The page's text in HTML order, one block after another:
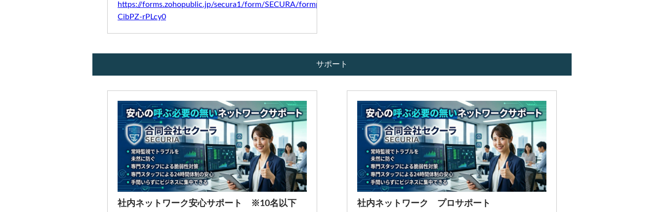
https://forms.zohopublic.jp/secura1/form/SECURA/formperma/kFHHrtuLVIp7r3ED_eBNnSh6WLzB9i-
CibPZ-rPLcy0
サポート
社内ネットワーク安心サポート ※10名以下 社内ネットワーク プロサポート